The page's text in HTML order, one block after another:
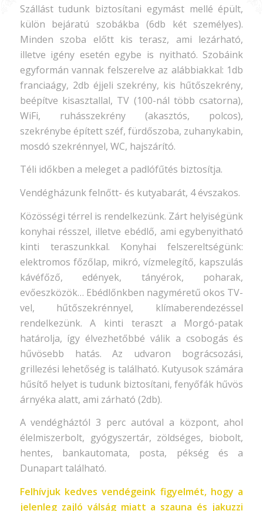
Szállást tudunk biztosítani egymást mellé épült,
külön bejáratú szobákba (6db két személyes).
Minden szoba előtt kis terasz, ami lezárható,
illetve igény esetén egybe is nyitható. Szobáink
egyformán vannak felszerelve az alábbiakkal: 1db
franciaágy, 2db éjjeli szekrény, kis hűtőszekrény,
beépítve kisasztallal, TV (100-nál több csatorna),
WiFi, ruhásszekrény (akasztós, polcos),
szekrénybe épített széf, fürdőszoba, zuhanykabin,
mosdó szekrénnyel, WC, hajszárító.
Téli időkben a meleget a padlófűtés biztosítja.
Vendégházunk felnőtt- és kutyabarát, 4 évszakos.
Közösségi térrel is rendelkezünk. Zárt helyiségünk
konyhai résszel, illetve ebédlő, ami egybenyitható
kinti teraszunkkal. Konyhai felszereltségünk:
elektromos főzőlap, mikró, vízmelegítő, kapszulás
kávéfőző, edények, tányérok, poharak,
evőeszközök… Ebédlőnkben nagyméretű okos TV-
vel, hűtőszekrénnyel, klímaberendezéssel
rendelkezünk. A kinti teraszt a Morgó-patak
határolja, így élvezhetőbbé válik a csobogás és
hűvösebb hatás. Az udvaron bográcsozási,
grillezési lehetőség is található. Kutyusok számára
hűsítő helyet is tudunk biztosítani, fenyőfák hűvös
árnyéka alatt, ami zárható (2db).
A vendégháztól 3 perc autóval a központ, ahol
élelmiszerbolt, gyógyszertár, zöldséges, biobolt,
hentes, bankautomata, posta, pékség és a
Dunapart található.
Felhívjuk kedves vendégeink figyelmét, hogy a
jelenleg zajló válság miatt a szauna és jakuzzi